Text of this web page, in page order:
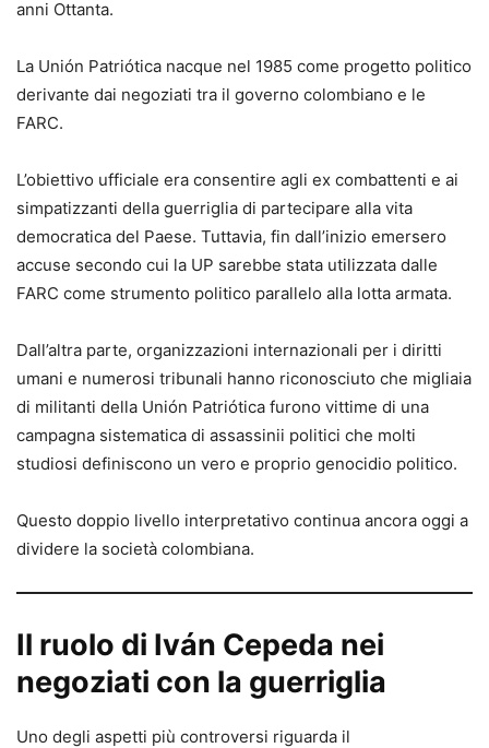
anni Ottanta.
La Unión Patriótica nacque nel 1985 come progetto politico
derivante dai negoziati tra il governo colombiano e le
FARC.
L’obiettivo ufficiale era consentire agli ex combattenti e ai
simpatizzanti della guerriglia di partecipare alla vita
democratica del Paese. Tuttavia, fin dall’inizio emersero
accuse secondo cui la UP sarebbe stata utilizzata dalle
FARC come strumento politico parallelo alla lotta armata.
Dall’altra parte, organizzazioni internazionali per i diritti
umani e numerosi tribunali hanno riconosciuto che migliaia
di militanti della Unión Patriótica furono vittime di una
campagna sistematica di assassinii politici che molti
studiosi definiscono un vero e proprio genocidio politico.
Questo doppio livello interpretativo continua ancora oggi a
dividere la società colombiana.
Il ruolo di Iván Cepeda nei
negoziati con la guerriglia
Uno degli aspetti più controversi riguarda il